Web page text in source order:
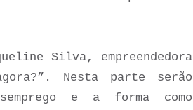
Silva, empreendedora
Nesta parte serão
e a forma como